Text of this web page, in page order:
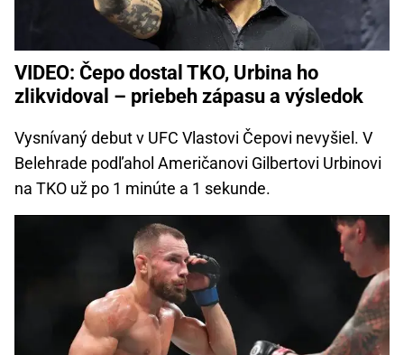
VIDEO: Čepo dostal TKO, Urbina ho
zlikvidoval – priebeh zápasu a výsledok
Vysnívaný debut v UFC Vlastovi Čepovi nevyšiel. V
Belehrade podľahol Američanovi Gilbertovi Urbinovi
na TKO už po 1 minúte a 1 sekunde.